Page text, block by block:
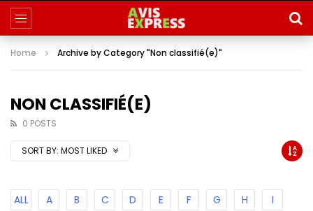
Home Archive by Category "Non classifié(e)"
NON CLASSIFIÉ(E)
0 POSTS
SORT BY: MOST LIKED
ALL A B C D E F G H
I